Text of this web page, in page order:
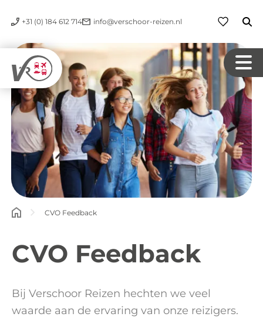
+31 (0) 184 612 714 info@verschoor-reizen.nl
CVO Feedback
CVO Feedback
Bij Verschoor Reizen hechten we veel
waarde aan de ervaring van onze reizigers.